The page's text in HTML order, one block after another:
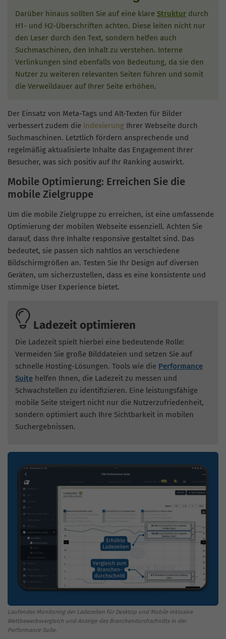
Darüber hinaus sollten Sie auf eine klare Struktur durch
H1- und H2-Überschriften achten. Diese leiten nicht nur
den Leser durch den Text, sondern helfen auch
Suchmaschinen, den Inhalt zu verstehen. Interne
Verlinkungen sind ebenfalls von Bedeutung, da sie den
Nutzer zu weiteren relevanten Seiten führen und somit
die Verweildauer auf Ihrer Seite erhöhen.
Der Einsatz von Meta-Tags und Alt-Texten für Bilder
verbessert zudem die Indexierung Ihrer Webseite durch
Suchmaschinen. Letztlich fördern ansprechende und
regelmäßig aktualisierte Inhalte das Engagement Ihrer
Besucher, was sich positiv auf Ihr Ranking auswirkt.
Mobile Optimierung: Erreichen Sie die
mobile Zielgruppe
Um die mobile Zielgruppe zu erreichen, ist eine umfassende
Optimierung der mobilen Webseite essenziell. Achten Sie
darauf, dass Ihre Inhalte responsive gestaltet sind. Das
bedeutet, sie passen sich nahtlos an verschiedene
Bildschirmgrößen an. Testen Sie Ihr Design auf diversen
Geräten, um sicherzustellen, dass es eine konsistente und
stimmige User Experience bietet.
Ladezeit optimieren
Die Ladezeit spielt hierbei eine bedeutende Rolle:
Vermeiden Sie große Bilddateien und setzen Sie auf
schnelle Hosting-Lösungen. Tools wie die Performance
Suite helfen Ihnen, die Ladezeit zu messen und
Schwachstellen zu identifizieren. Eine leistungsfähige
mobile Seite steigert nicht nur die Nutzerzufriedenheit,
sondern optimiert auch Ihre Sichtbarkeit in mobilen
Suchergebnissen.
Laufendes Monitoring der Ladezeiten für Desktop und Mobile inklusive
Wettbewerbsvergleich und Anzeige des Branchendurchschnitts in der
Performance Suite.